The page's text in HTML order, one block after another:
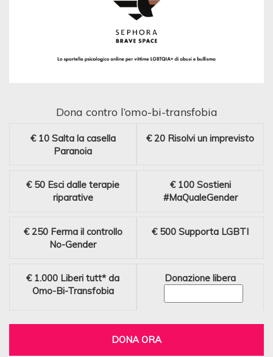
Dona contro l’omo-bi-transfobia
€ 10 Salta la casella
Paranoia
€ 20 Risolvi un imprevisto
€ 50 Esci dalle terapie
riparative
€ 100 Sostieni
#MaQualeGender
€ 250 Ferma il controllo
No-Gender
€ 500 Supporta LGBTI
€ 1.000 Liberi tutt* da
Omo-Bi-Transfobia
Donazione libera
DONA ORA